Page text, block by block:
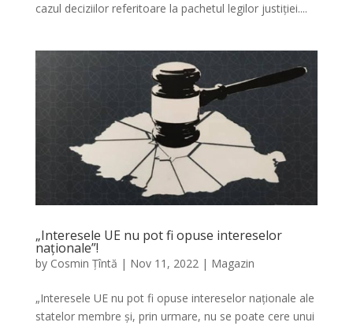
cazul deciziilor referitoare la pachetul legilor justiției....
„Interesele UE nu pot fi opuse intereselor
naționale”!
by Cosmin Țîntă | Nov 11, 2022| Magazin
„Interesele UE nu pot fi opuse intereselor naționale ale
statelor membre și, prin urmare, nu se poate cere unui